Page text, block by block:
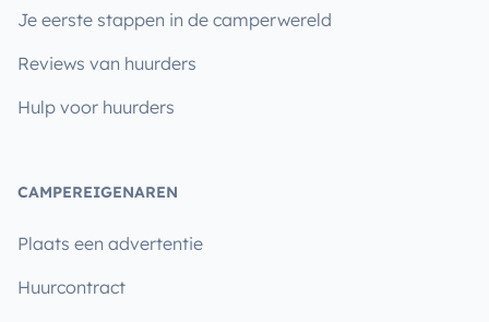
Je eerste stappen in de camperwereld
Reviews van huurders
Hulp voor huurders
CAMPEREIGENAREN
Plaats een advertentie
Huurcontract